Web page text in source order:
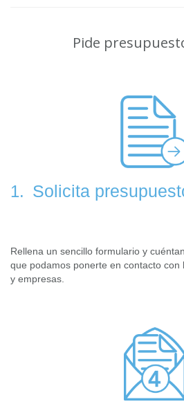
Pide
1. Solicita
Rellena un sencillo formulario y
que podamos ponerte en contacto con
y empresas.